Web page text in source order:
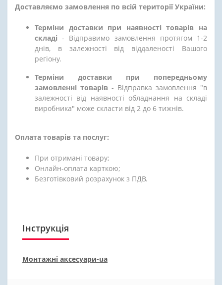
Доставляємо замовлення по всій території України:
Терміни доставки при наявності товарів на
складі - Відправимо замовлення протягом 1-2
днів, в залежності від віддаленості Вашого
регіону.
Терміни доставки при попередньому
замовленні товарів - Відправка замовлення "в
залежності від наявності обладнання на складі
виробника" може скласти від 2 до 6 тижнів.
Оплата товарів та послуг:
При отримані товару;
Онлайн-оплата карткою;
Безготівковий розрахунок з ПДВ.
Інструкція
Монтажні аксесуари-ua